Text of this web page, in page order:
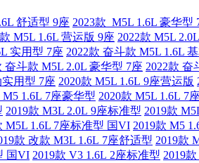
舒适型 9座 2023款 M5L 1.6L 豪华型
M5L 1.6L 营运版 9座 2022款 M5L
实用型 7座 2022款 奋斗款 M5L 1.6L
奋斗款 M5L 2.0L 豪华型 7座 2022款 奋
用型 7座 2020款 M5L 1.6L 9座营运版
M5 1.6L 7座豪华型 2020款 M5L 1.6L 7
2019款 M3L 2.0L 9座标准型 2019款
M5L 1.6L 7座标准型 国VI 2019款 M5
款 改款 M3L 1.6L 7座舒适型 2019款
国VI 2019款 V3 1.6L 2座标准型 2019